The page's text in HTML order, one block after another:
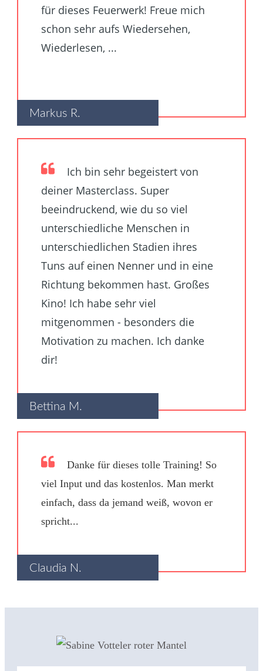
für dieses Feuerwerk! Freue mich
schon sehr aufs Wiedersehen,
Wiederlesen, ...
Markus R.
Ich bin sehr begeistert von
deiner Masterclass. Super
beeindruckend, wie du so viel
unterschiedliche Menschen in
unterschiedlichen Stadien ihres
Tuns auf einen Nenner und in eine
Richtung bekommen hast. Großes
Kino! Ich habe sehr viel
mitgenommen - besonders die
Motivation zu machen. Ich danke
dir!
Bettina M.
Danke für dieses tolle Training! So
viel Input und das kostenlos. Man merkt
einfach, dass da jemand weiß, wovon er
spricht...
Claudia N.